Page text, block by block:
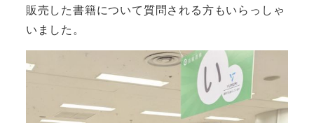
販売した書籍について質問される方もいらっしゃ
いました。